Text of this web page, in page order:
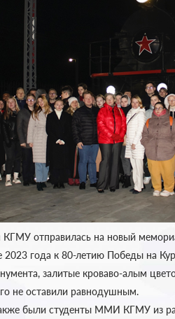
КГМУ отправилась на новый
2023 года к 80-летию Победы на
залитые кроваво-алым
не оставили равнодушным.
были студенты ММИ КГМУ из